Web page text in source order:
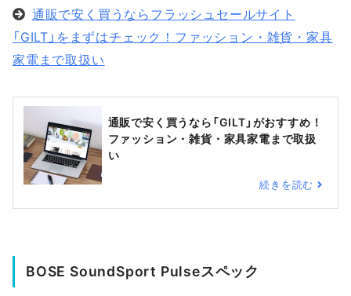
通販で安く買うならフラッシュセールサイト
「GILT」をまずはチェック！ファッション・雑貨・家具
家電まで取扱い
通販で安く買うなら「GILT」がおすすめ！
ファッション・雑貨・家具家電まで取扱
い
続きを読む
BOSE SoundSport Pulseスペック